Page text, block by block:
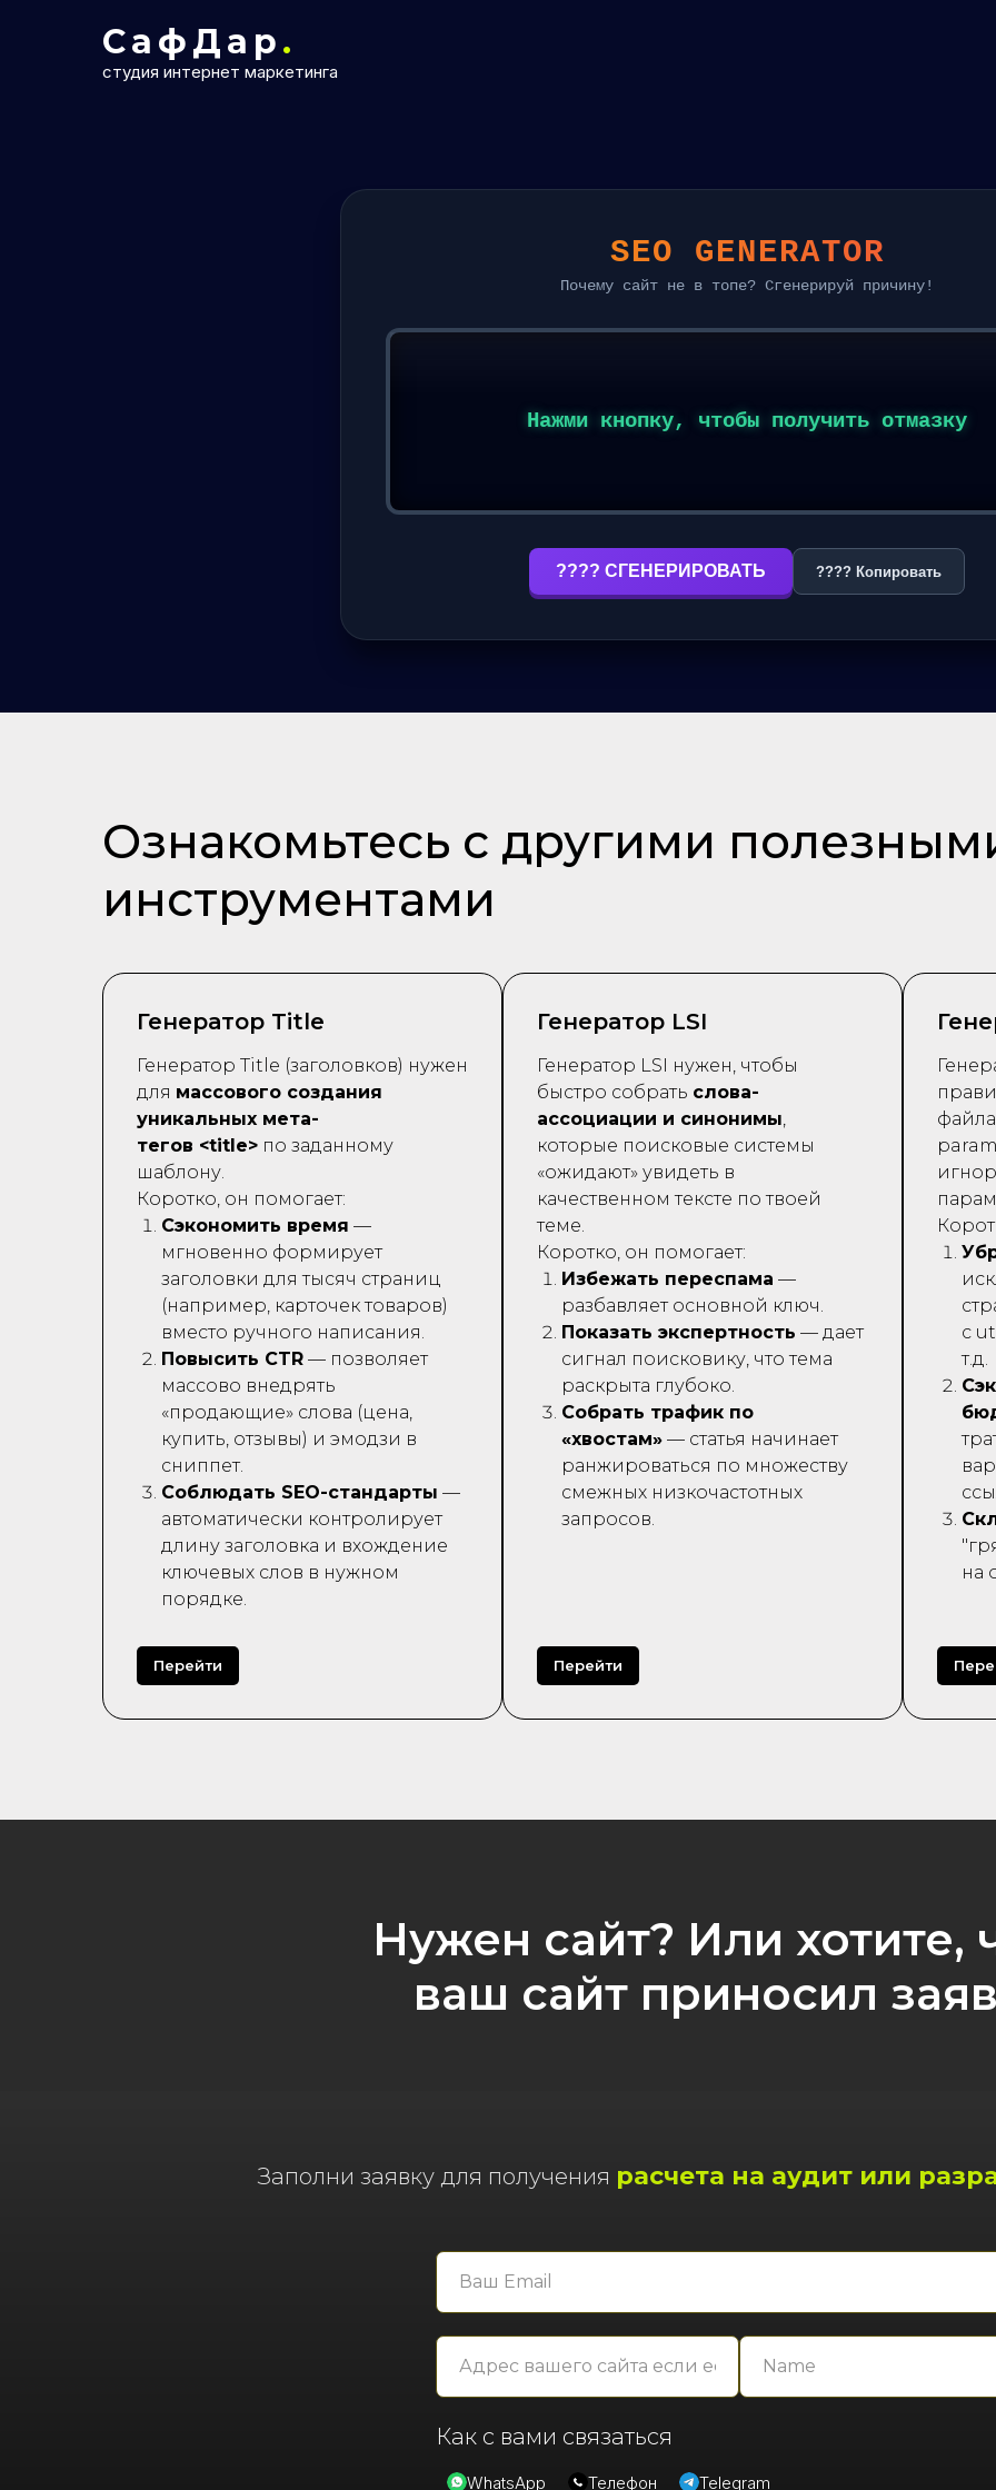
Продвижение и разработка сайтов
СафДар .
студия интернет маркетинга
СафДар.
SEO GENERATOR
Почему сайт не в топе? Сгенерируй причину!
Нажми кнопку, чтобы получить отмазку
???? СГЕНЕРИРОВАТЬ ???? Копировать
Ознакомьтесь с другими
инструментами
Генератор Title
Генератор Title (заголовков) нужен
для массового создания
уникальных мета-
тегов <title> по заданному
шаблону.
Коротко, он помогает:
Сэкономить время —
мгновенно формирует
заголовки для тысяч страниц
(например, карточек товаров)
вместо ручного написания.
Повысить CTR — позволяет
массово внедрять
«продающие» слова (цена,
купить, отзывы) и эмодзи в
сниппет.
Соблюдать SEO-стандарты —
автоматически контролирует
длину заголовка и вхождение
ключевых слов в нужном
порядке.
Перейти
Генератор LSI
Генератор LSI нужен, чтобы
быстро собрать слова-
ассоциации и синонимы,
которые поисковые системы
«ожидают» увидеть в
качественном тексте по твоей
теме.
Коротко, он помогает:
Избежать переспама —
разбавляет основной ключ.
Показать экспертность — дает
сигнал поисковику, что тема
раскрыта глубоко.
Собрать трафик по
«хвостам» — статья начинает
ранжироваться по множеству
смежных низкочастотных
запросов.
Перейти
с
т.д.
на
Нужен сайт? Или хотите,
ваш сайт приносил
Заполни заявку для получения расчета на аудит или
Как с вами связаться
WhatsApp Телефон Telegram